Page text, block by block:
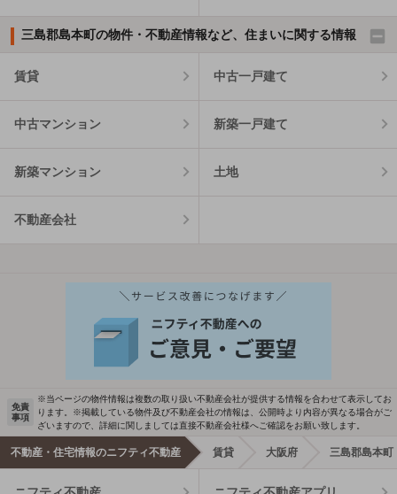
三島郡島本町の物件・不動産情報など、住まいに関する情報
賃貸 中古一戸建て
中古マンション 新築一戸建て
新築マンション 土地
不動産会社
免責
事項
※当ページの物件情報は複数の取り扱い不動産会社が提供する情報を合わせて表示してお
ります。※掲載している物件及び不動産会社の情報は、公開時より内容が異なる場合がご
ざいますので、詳細に関しましては直接不動産会社様へご確認をお願い致します。
不動産・住宅情報のニフティ不動産 賃貸 大阪府 三島郡島本町